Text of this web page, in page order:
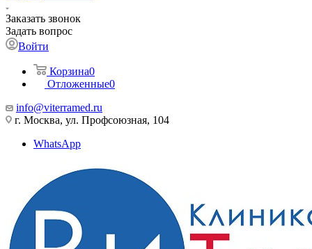
Заказать звонок
Задать вопрос
Войти
Корзина0
Отложенные0
info@viterramed.ru
г. Москва, ул. Профсоюзная, 104
WhatsApp